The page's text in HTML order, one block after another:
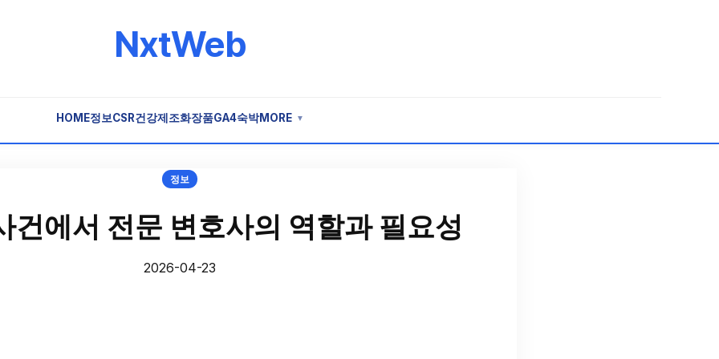
NxtWeb
HOME정보CSR건강제조화장품GA4숙박MORE ▼
정보
건에서 전문 변호사의 역할과 필요성
2026-04-23